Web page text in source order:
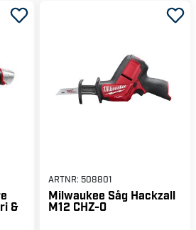
&
ARTNR: 508801
Milwaukee Såg Hackzall
M12 CHZ-0